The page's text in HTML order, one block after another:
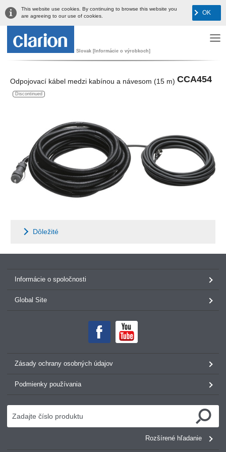
This website use cookies. By continuing to browse this website you
are agreeing to our use of cookies.
OK
Slovak [Informácie o výrobkoch]
Odpojovací kábel medzi kabínou a návesom (15 m) CCA454
Discontinued
Dôležité
Informácie o spoločnosti
Global Site
Zásady ochrany osobných údajov
Podmienky používania
Rozšírené hľadanie